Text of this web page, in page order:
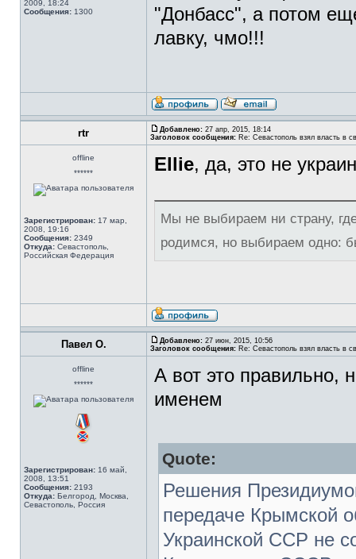
2009, 18:24
Сообщения: 1300
"Донбасс", а потом
лавку, чмо!!!
rtr Добавлено: 27 апр, 2015, 18:14
Заголовок сообщения: Re: Севастополь взял власть в
offline
******
Зарегистрирован: 17 мар,
2008, 19:16
Сообщения: 2349
Откуда: Севастополь,
Российская Федерация
Ellie, да, это не
Мы не выбираем ни страну,
родимся, но выбираем одно:
Павел О. Добавлено: 27 июн, 2015, 10:56
Заголовок сообщения: Re: Севастополь взял власть в
offline
******
Зарегистрирован: 16 май,
2008, 13:51
Сообщения: 2193
Откуда: Белгород, Москва,
Севастополь, Россия
А вот это правильно,
именем
Quote:
Решения
передаче Крымской
Украинской ССР не